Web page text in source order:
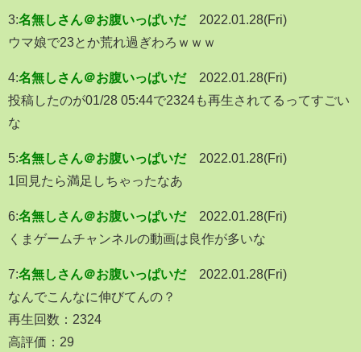
3:名無しさん＠お腹いっぱいだ
2022.01.28(Fri)
ウマ娘で23とか荒れ過ぎわろｗｗｗ
4:名無しさん＠お腹いっぱいだ
2022.01.28(Fri)
投稿したのが01/28 05:44で2324も再生されてるってすごい
な
5:名無しさん＠お腹いっぱいだ
2022.01.28(Fri)
1回見たら満足しちゃったなあ
6:名無しさん＠お腹いっぱいだ
2022.01.28(Fri)
くまゲームチャンネルの動画は良作が多いな
7:名無しさん＠お腹いっぱいだ
2022.01.28(Fri)
なんでこんなに伸びてんの？
再生回数：2324
高評価：29